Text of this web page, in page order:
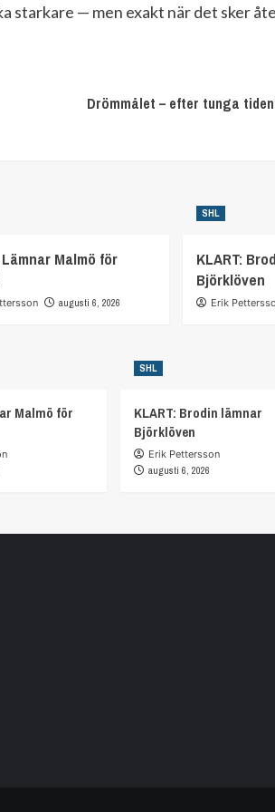
starkare — men exakt när det sker
Drömmålet – efter tunga
Lämnar Malmö för
augusti 6, 2026
SHL
KLART:
Björklöven
Erik
Malmö för
SHL
KLART: Brodin lämnar
Björklöven
Erik Pettersson
augusti 6, 2026